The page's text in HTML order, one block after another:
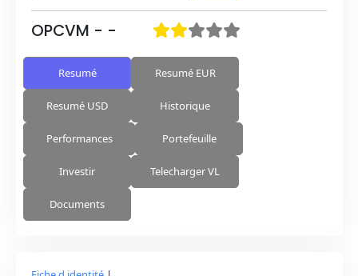
OPCVM - -
Resumé Resumé EUR
Resumé USD Historique
Performances Portefeuille
Investir Telecharger VL
Documents